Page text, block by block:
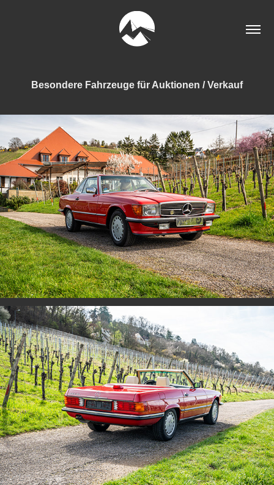
Besondere Fahrzeuge für Auktionen / Verkauf